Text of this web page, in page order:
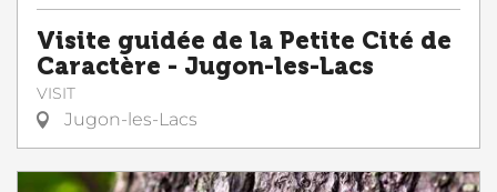
Visite guidée de la Petite Cité de
Caractère - Jugon-les-Lacs
VISIT
Jugon-les-Lacs